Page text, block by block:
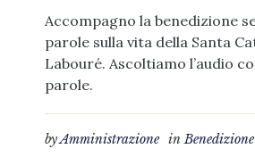
Accompagno la benedizione
parole sulla vita della Santa
Labouré. Ascoltiamo l’audio
parole.
byAmministrazione inBenedizione